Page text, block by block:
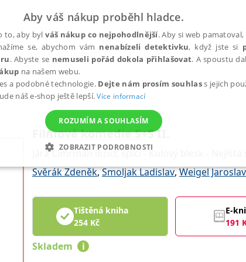
Filmové komedie S+S II.
Jára Cimrman ležící, spící - Kulový blesk -
Svěrák Zdeněk,Smoljak Ladislav,Weigel Jaroslav
Tištěná kniha
254 Kč
E-
191
Skladem i
Aby váš nákup proběhl hladce.
to, aby bylváš nákup co nejpohodlnější. Aby si web pamatoval,
se, abychom vám nenabízeli detektivku, když jste si
. Abyste se nemuseli pořád dokola přihlašovat. A spoustu
na našem webu.
a podobné technologie. Dejte nám prosím souhlass jejich
náš e-shop ještě lepší.Více informací
ROZUMÍM A SOUHLASÍM
ZOBRAZIT PODROBNOSTI
MARKETINGOVÉ FUNKČNÍ
Marketingové Nezařazené soubory
jako je přihlášení uživatele a správa účtu. Webové stránky nelze bez